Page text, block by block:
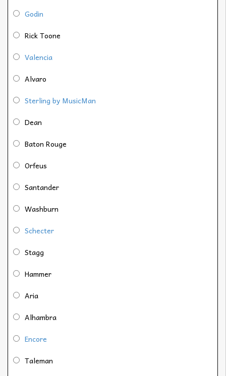
Godin
Rick Toone
Valencia
Alvaro
Sterling by MusicMan
Dean
Baton Rouge
Orfeus
Santander
Washburn
Schecter
Stagg
Hammer
Aria
Alhambra
Encore
Taleman